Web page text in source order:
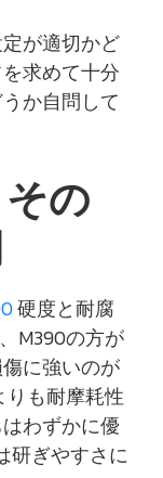
が適切かど
求めて十分
か自問して
の
硬度と耐腐
M390の方が
に強いのが
りも耐摩耗性
わずかに優
研ぎやすさに